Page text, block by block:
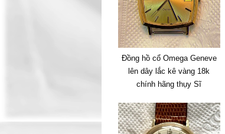
Đồng hồ cổ Omega Geneve
lên dây lắc kê vàng 18k
chính hãng thụy Sĩ